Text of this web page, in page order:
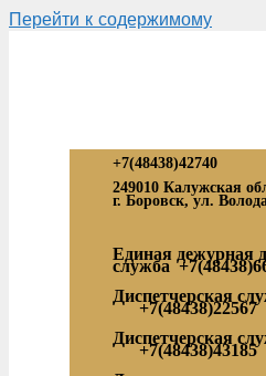
Перейти к содержимому
+7(48438)42740
249010 Калужская
г. Боровск, ул.
Единая дежурная
служба
Диспетчерская
+7(48438)22567
Диспетчерская
+7(48438)43185